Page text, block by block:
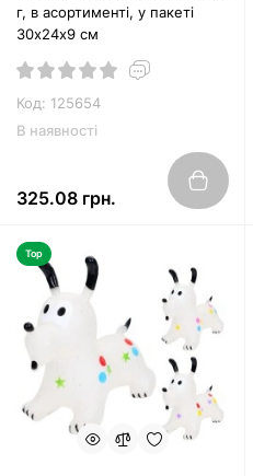
г, в асортименті, у пакеті
30х24х9 см
Код: 125654
В наявності
325.08 грн.
Top